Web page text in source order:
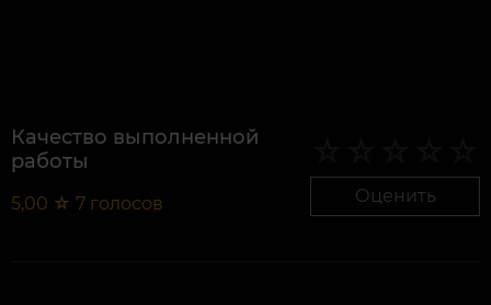
Качество выполненной
работы
5,00 ☆ 7 голосов Оценить